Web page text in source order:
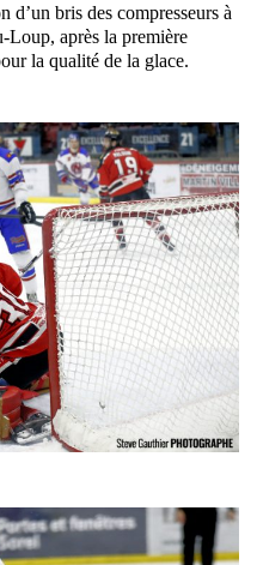
d’un bris des compresseurs à
Loup, après la première
la qualité de la glace.